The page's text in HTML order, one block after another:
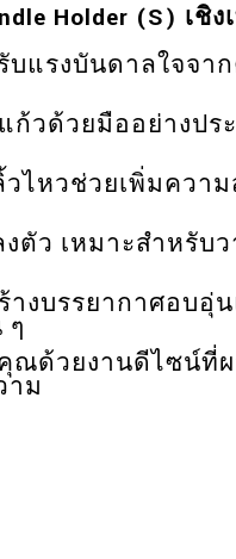
Holder (S) เชิง
แรงบันดาลใจจา
ก้วด้วยมืออย่างป
ไหวช่วยเพิ่มควา
ตัว เหมาะสำหรับว
งบรรยากาศอบอุ่
ๆ
ณด้วยงานดีไซน์ที่
าม